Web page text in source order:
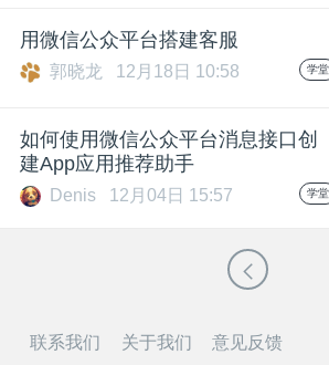
开
用微信公众平台搭建客服
郭晓龙 12月18日 10:58 学堂
如何使用微信公众平台消息接口创
建App应用推荐助手
Denis 12月04日 15:57 学堂
联系我们 关于我们
意见反馈